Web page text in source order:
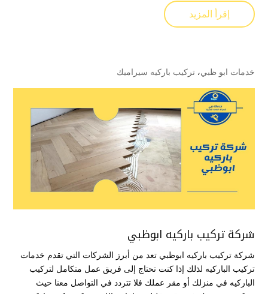
إقرأ المزيد
خدمات ابو ظبي، تركيب باركيه سيراميك
شركة تركيب باركيه ابوظبي
شركة تركيب باركيه ابوظبي تعد من أبرز الشركات التي تقدم خدمات
تركيب الباركيه لذلك إذا كنت تحتاج إلى فريق عمل متكامل لتركيب
الباركيه في منزلك أو مقر عملك فلا تتردد في التواصل معنا حيث